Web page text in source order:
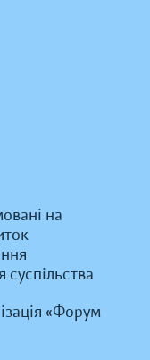
на
суспільства
«Форум